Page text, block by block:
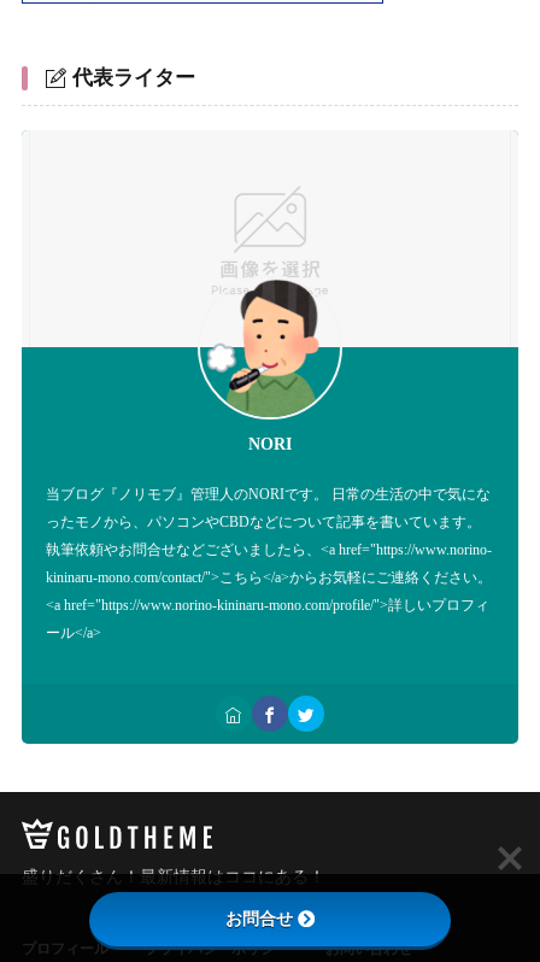
代表ライター
NORI
当ブログ『ノリモブ』管理人のNORIです。 日常の生活の中で気にな
ったモノから、パソコンやCBDなどについて記事を書いています。
執筆依頼やお問合せなどございましたら、<a href="https://www.norino-
kininaru-mono.com/contact/">こちら</a>からお気軽にご連絡ください。
<a href="https://www.norino-kininaru-mono.com/profile/">詳しいプロフィ
ール</a>
盛りだくさん！最新情報はココにある！
プロフィール プライバシーポリシー お問い合わせ
お問合せ